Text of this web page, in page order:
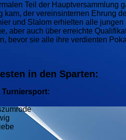
Teil der Hauptversammlung
kam, der vereinsinternen Ehrung
und Slalom erhielten alle jungen
aber auch über erreichte
bevor sie alle ihre verdienten
in den Sparten: